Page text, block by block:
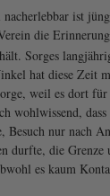
ist
die
Sorges
hat diese Zeit
weil es dort
wohlwissend,
Besuch nur nach
durfte, die Grenze
es kaum